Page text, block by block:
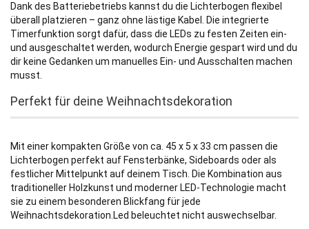
Dank des Batteriebetriebs kannst du die Lichterbogen flexibel
überall platzieren – ganz ohne lästige Kabel. Die integrierte
Timerfunktion sorgt dafür, dass die LEDs zu festen Zeiten ein-
und ausgeschaltet werden, wodurch Energie gespart wird und du
dir keine Gedanken um manuelles Ein- und Ausschalten machen
musst.
Perfekt für deine Weihnachtsdekoration
Mit einer kompakten Größe von ca. 45 x 5 x 33 cm passen die
Lichterbogen perfekt auf Fensterbänke, Sideboards oder als
festlicher Mittelpunkt auf deinem Tisch. Die Kombination aus
traditioneller Holzkunst und moderner LED-Technologie macht
sie zu einem besonderen Blickfang für jede
Weihnachtsdekoration.Led beleuchtet nicht auswechselbar.